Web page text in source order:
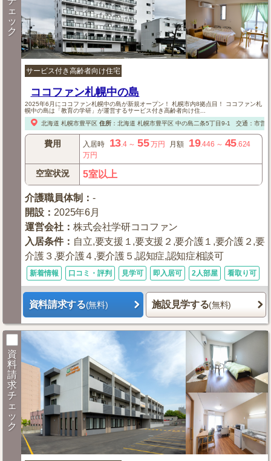
ェ
ッ
ク
サービス付き高齢者向け住宅
ココファン札幌中の島
2025年6月にココファン札幌中の島が新規オープン！ 札幌市内8拠点目！ ココファン札
幌中の島は「教育の学研」が運営するサービス付き高齢者向け住...
北海道 札幌市豊平区 住所： 北海道 札幌市豊平区中の島二条5丁目9-1 交通：市営
費用 入居時 13.4～ 55万円 月額 19.446 ～ 45.624
万円
空室状況 5室以上
介護職員体制 ：-
開設 ： 2025年6月
運営会社 ：株式会社学研ココファン
入居条件： 自立,要支援１,要支援２,要介護１,要介護２,要
介護３,要介護４,要介護５,認知症,認知症相談可
新着情報 口コミ・評判 見学可 即入居可 2人部屋 看取り可
資料請求する(無料) 施設見学する(無料)
資
料
請
求
チ
ェ
ッ
ク